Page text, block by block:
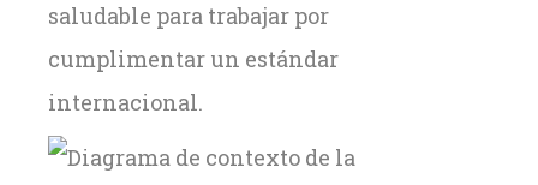
saludable para trabajar por
cumplimentar un estándar
internacional.